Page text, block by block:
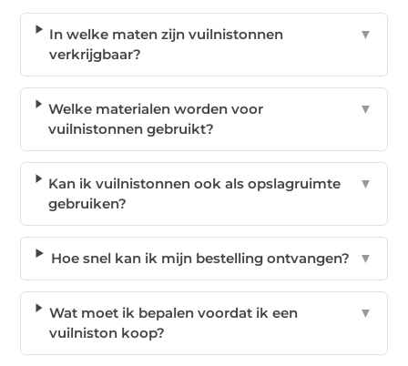
In welke maten zijn vuilnistonnen
verkrijgbaar?
▼
Welke materialen worden voor
vuilnistonnen gebruikt?
▼
Kan ik vuilnistonnen ook als opslagruimte
gebruiken?
▼
Hoe snel kan ik mijn bestelling ontvangen? ▼
Wat moet ik bepalen voordat ik een
vuilniston koop?
▼